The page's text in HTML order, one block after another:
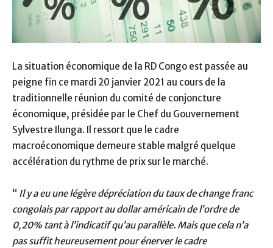
La situation économique de la RD Congo est passée au
peigne fin ce mardi 20 janvier 2021 au cours de la
traditionnelle réunion du comité de conjoncture
économique, présidée par le Chef du Gouvernement
Sylvestre Ilunga. Il ressort que le cadre
macroéconomique demeure stable malgré quelque
accélération du rythme de prix sur le marché.
“ Il y a eu une légère dépréciation du taux de change franc
congolais par rapport au dollar américain de l’ordre de
0,20% tant à l’indicatif qu’au parallèle. Mais que cela n’a
pas suffit heureusement pour énerver le cadre